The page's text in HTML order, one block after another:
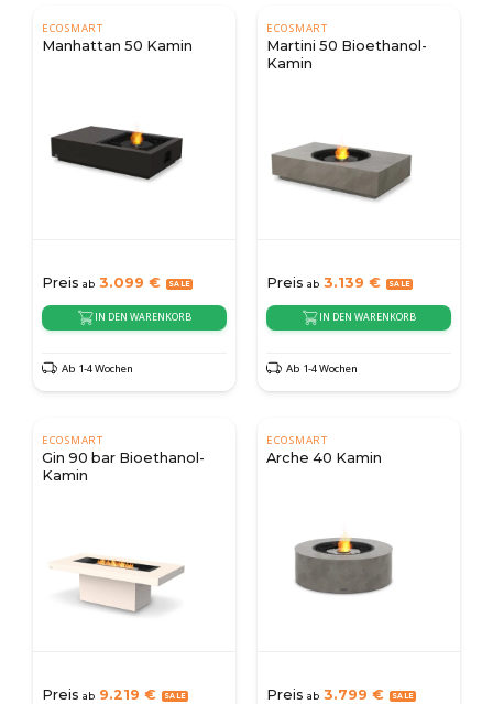
ECOSMART
Manhattan 50 Kamin
Preis ab 3.099 €
IN DEN WARENKORB
Ab 1-4 Wochen
ECOSMART
Martini 50 Bioethanol-
Kamin
Preis ab 3.139 €
IN DEN WARENKORB
Ab 1-4 Wochen
ECOSMART
Gin 90 bar Bioethanol-
Kamin
Preis ab 9.219 €
ECOSMART
Arche 40 Kamin
Preis ab 3.799 €